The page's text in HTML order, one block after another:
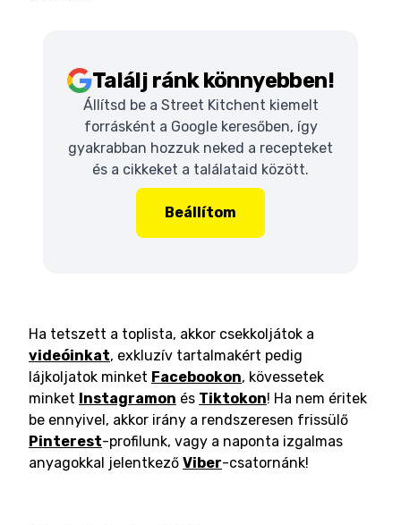
Találj ránk könnyebben!
Állítsd be a Street Kitchent kiemelt
forrásként a Google keresőben, így
gyakrabban hozzuk neked a recepteket
és a cikkeket a találataid között.
Beállítom
Ha tetszett a toplista, akkor csekkoljátok a
videóinkat, exkluzív tartalmakért pedig
lájkoljatok minket Facebookon, kövessetek
minket Instagramon és Tiktokon! Ha nem éritek
be ennyivel, akkor irány a rendszeresen frissülő
Pinterest-profilunk, vagy a naponta izgalmas
anyagokkal jelentkező Viber-csatornánk!